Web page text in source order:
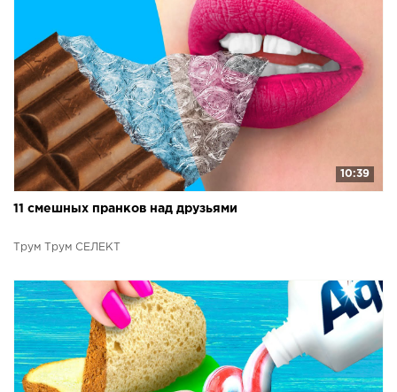
10:39
11 смешных пранков над друзьями
Трум Трум СЕЛЕКТ